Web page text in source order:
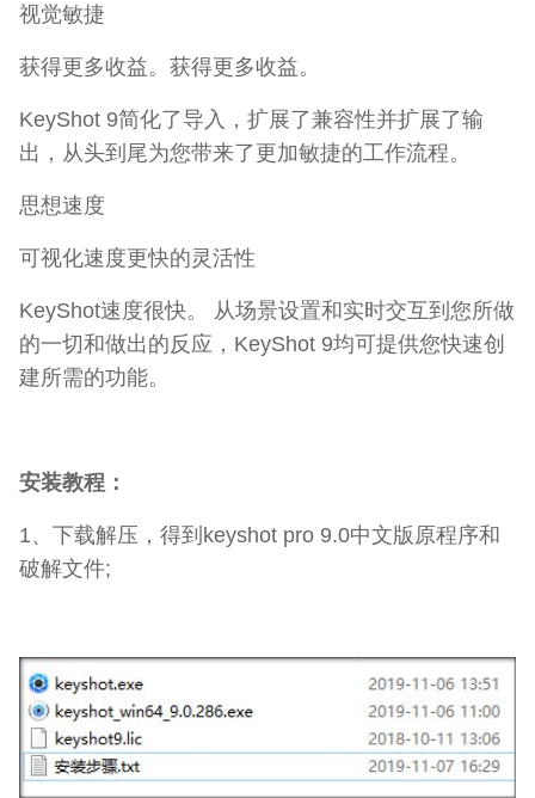
视觉敏捷
获得更多收益。获得更多收益。
KeyShot 9简化了导入，扩展了兼容性并扩展了输
出，从头到尾为您带来了更加敏捷的工作流程。
思想速度
可视化速度更快的灵活性
KeyShot速度很快。 从场景设置和实时交互到您所做
的一切和做出的反应，KeyShot 9均可提供您快速创
建所需的功能。
安装教程：
1、下载解压，得到keyshot pro 9.0中文版原程序和
破解文件;